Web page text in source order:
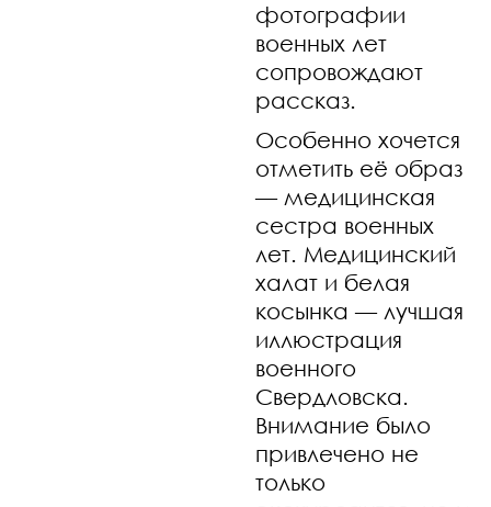
фотографии
военных лет
сопровождают
рассказ.
Особенно хочется
отметить её образ
— медицинская
сестра военных
лет. Медицинский
халат и белая
косынка — лучшая
иллюстрация
военного
Свердловска.
Внимание было
привлечено не
только